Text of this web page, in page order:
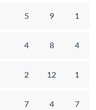
5 9 1
4 8 4
2 12 1
7 4 7